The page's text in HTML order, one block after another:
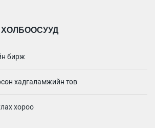
ХОЛБООСУУД
бирж
хадгаламжийн төв
хороо